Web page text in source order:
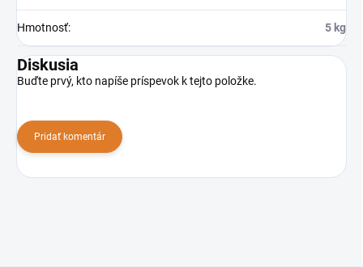
Hmotnosť: 5 kg
Diskusia
Buďte prvý, kto napíše príspevok k tejto položke.
Pridať komentár